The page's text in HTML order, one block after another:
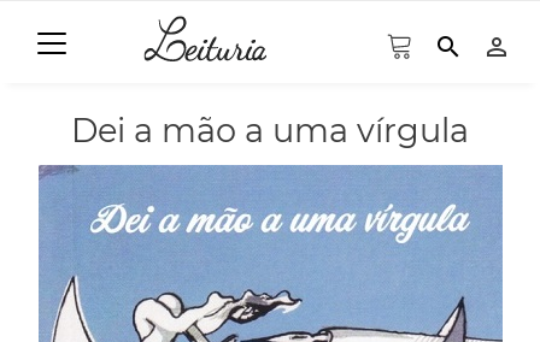
search person_outline
Dei a mão a uma vírgula